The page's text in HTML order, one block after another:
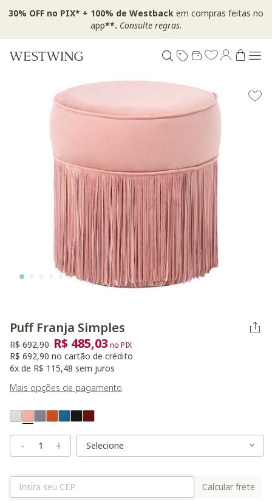
30% OFF no PIX* + 100% de Westback em compras feitas no
app**. Consulte regras.
Puff Franja Simples
Preço reduzido de
R$ 692,90 para
R$ 485,03 no PIX
R$ 692,90 no cartão de crédito
6x de R$ 115,48 sem juros
Mais opções de pagamento
Selected
- + Variant Size
Variant Size
Calcular frete